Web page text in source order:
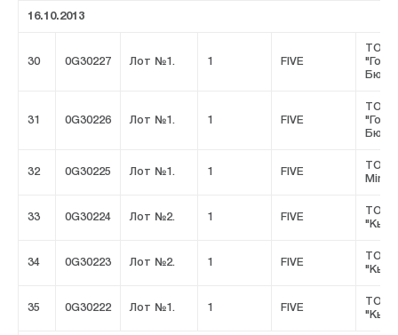
16.10.2013
30 0G30227 Лот №1. 1 FIVE
ТОО
31 0G30226 Лот №1. 1 FIVE
ТОО
32 0G30225 Лот №1. 1 FIVE
ТОО
33 0G30224 Лот №2. 1 FIVE
ТОО
34 0G30223 Лот №2. 1 FIVE
ТОО
35 0G30222 Лот №1. 1 FIVE
ТОО